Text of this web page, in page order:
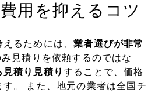
用を抑えるコツ
えるためには、業者選びが非常
見積りを依頼するのではな
見積り見積りすることで、価格
す。 また、地元の業者は全国チ